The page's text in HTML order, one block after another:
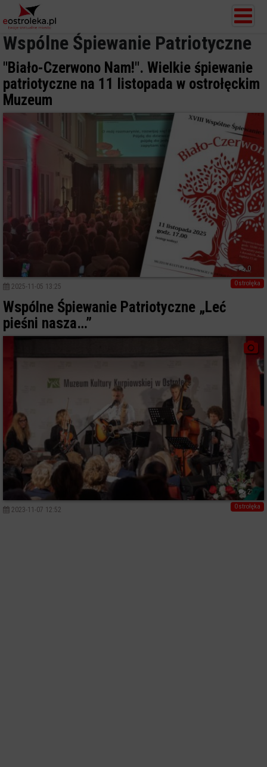
Wspólne Śpiewanie Patriotyczne
"Biało-Czerwono Nam!". Wielkie śpiewanie
patriotyczne na 11 listopada w ostrołęckim
Muzeum
0
Ostrołęka
2025-11-05 13:25
Wspólne Śpiewanie Patriotyczne „Leć
pieśni nasza…”
2
Ostrołęka
2023-11-07 12:52